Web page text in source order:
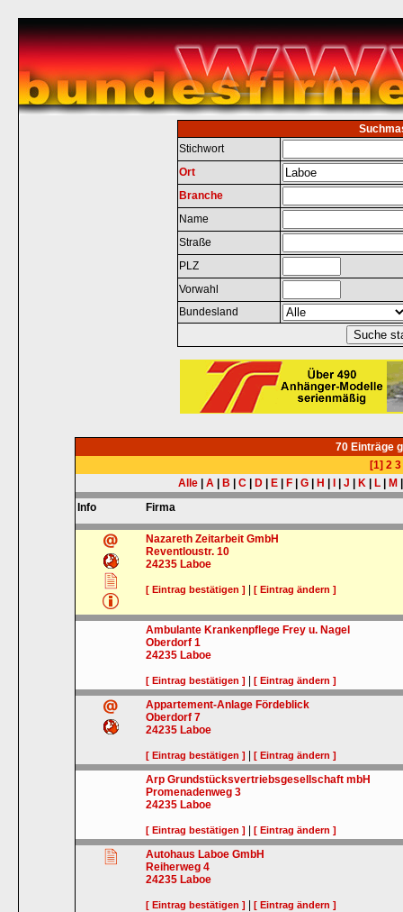
Stichwort
Ort
Branche
Name
Straße
PLZ
Vorwahl
Bundesland
70 Einträge
[1] 2 3
Alle
A B C D E F G H J K L M
Info
Firma
Nazareth Zeitarbeit GmbH
Reventloustr. 10
24235 Laboe
[ Eintrag bestätigen ] |[ Eintrag ändern ]
Ambulante Krankenpflege Frey u. Nagel
Oberdorf 1
24235 Laboe
[ Eintrag bestätigen ] |[ Eintrag ändern ]
Appartement-Anlage Fördeblick
Oberdorf 7
24235 Laboe
[ Eintrag bestätigen ] |[ Eintrag ändern ]
Arp Grundstücksvertriebsgesellschaft mbH
Promenadenweg 3
24235 Laboe
[ Eintrag bestätigen ] |[ Eintrag ändern ]
Autohaus Laboe GmbH
Reiherweg 4
24235 Laboe
[ Eintrag bestätigen ] |[ Eintrag ändern ]